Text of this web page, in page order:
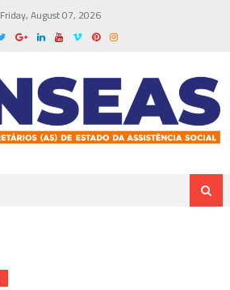
Friday, August 07, 2026